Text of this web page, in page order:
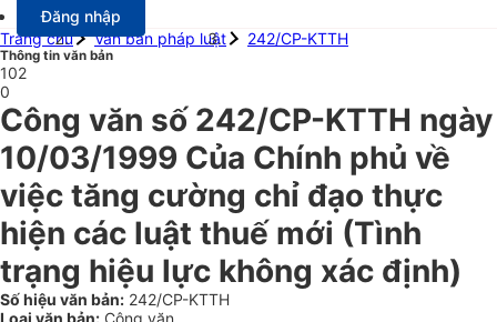
Đăng nhập
Trang chủ
Văn bản pháp luật 242/CP-KTTH
Thông tin văn bản
102
0
Công văn số 242/CP-KTTH ngày
10/03/1999 Của Chính phủ về
việc tăng cường chỉ đạo thực
hiện các luật thuế mới (Tình
trạng hiệu lực không xác định)
Số hiệu văn bản: 242/CP-KTTH
Loại văn bản: Công văn